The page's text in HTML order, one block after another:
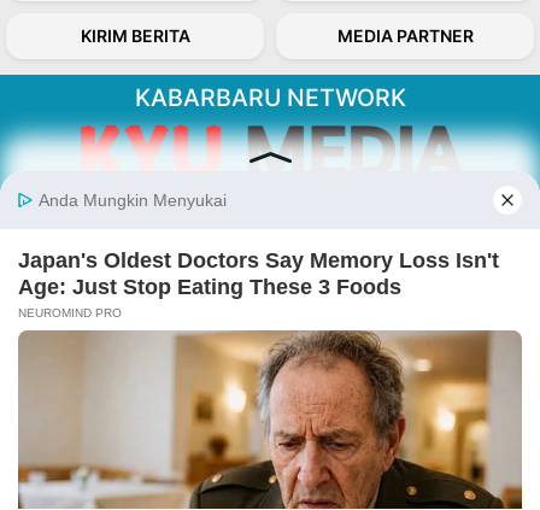
KIRIM BERITA MEDIA PARTNER
KABARBARU NETWORK
Kabarbaru.co menyajikan berita aktual dan
inspiratif dari sudut pandang berbaik sangka
Follow Kabarbaru